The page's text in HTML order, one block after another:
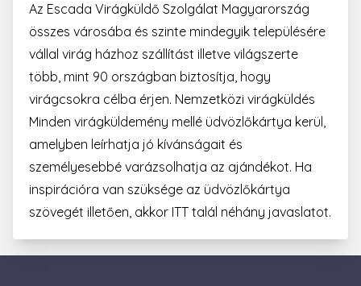
Az Escada Virágküldő Szolgálat Magyarország
összes városába és szinte mindegyik településére
vállal virág házhoz szállítást illetve világszerte
több, mint 90 országban biztosítja, hogy
virágcsokra célba érjen. Nemzetközi virágküldés
Minden virágküldemény mellé üdvözlőkártya kerül,
amelyben leírhatja jó kívánságait és
személyesebbé varázsolhatja az ajándékot. Ha
inspirációra van szüksége az üdvözlőkártya
szövegét illetően, akkor ITT talál néhány javaslatot.